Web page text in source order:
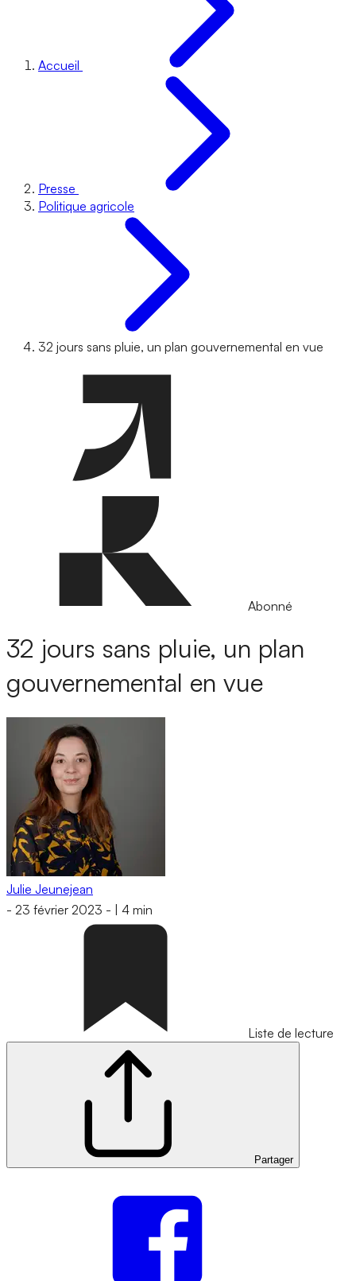
Accueil
Presse
Politique agricole
32 jours sans pluie, un plan gouvernemental en vue
Abonné
32 jours sans pluie, un plan
gouvernemental en vue
Julie Jeunejean
- 23 février 2023 - 4 min
Liste de lecture
Partager